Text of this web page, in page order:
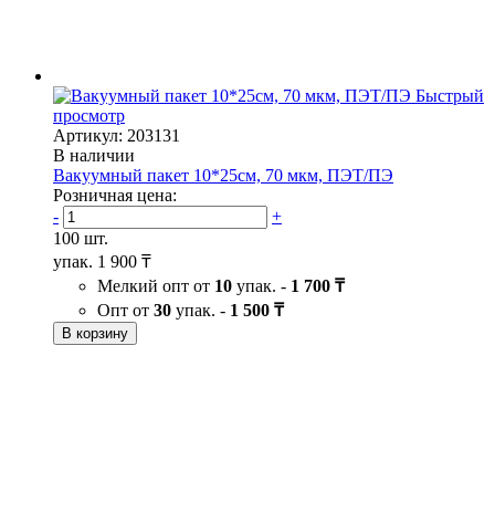
Быстрый
просмотр
Артикул: 203131
В наличии
Вакуумный пакет 10*25см, 70 мкм, ПЭТ/ПЭ
Розничная цена:
-
+
100 шт.
упак. 1 900 ₸
Мелкий опт от 10 упак. - 1 700 ₸
Опт от 30 упак. - 1 500 ₸
В корзину